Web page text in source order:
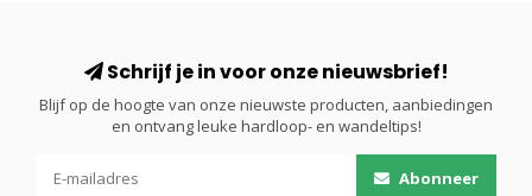
Schrijf je in voor onze nieuwsbrief!
Blijf op de hoogte van onze nieuwste producten, aanbiedingen
en ontvang leuke hardloop- en wandeltips!
Abonneer